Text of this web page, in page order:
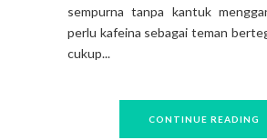
sempurna tanpa kantuk
perlu kafeina sebagai teman
cukup...
CONTINUE READING